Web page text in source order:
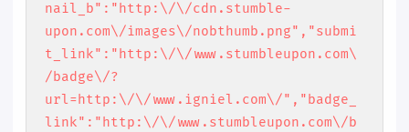
nail_b":"http:\/\/cdn.stumble-
upon.com\/images\/nobthumb.png","submi
t_link":"http:\/\/www.stumbleupon.com\
/badge\/?
url=http:\/\/www.igniel.com\/","badge_
link":"http:\/\/www.stumbleupon.com\/b